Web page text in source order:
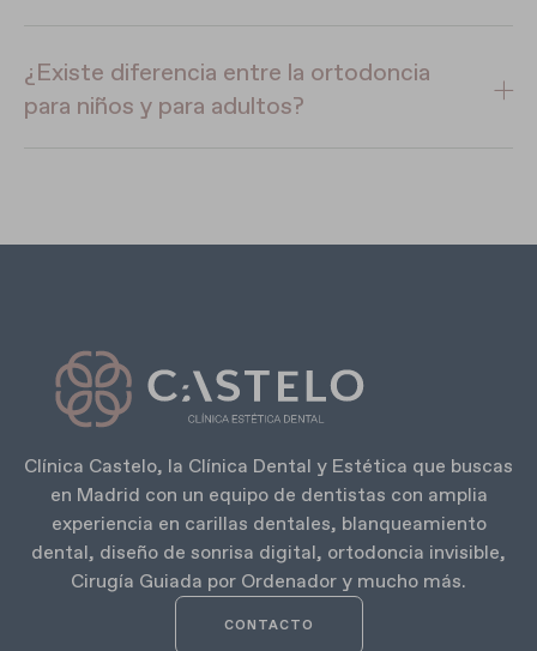
¿Existe diferencia entre la ortodoncia
para niños y para adultos?
Clínica Castelo, la Clínica Dental y Estética que buscas
en Madrid con un equipo de dentistas con amplia
experiencia en carillas dentales, blanqueamiento
dental, diseño de sonrisa digital, ortodoncia invisible,
Cirugía Guiada por Ordenador y mucho más.
CONTACTO